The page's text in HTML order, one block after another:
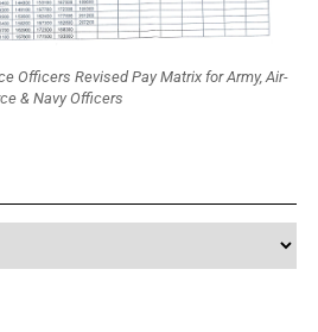
Officers Revised Pay Matrix for Army, Air-
& Navy Officers